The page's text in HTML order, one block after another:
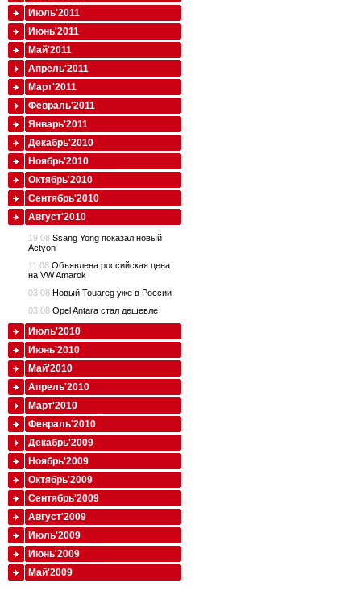
Июль'2011
Июнь'2011
Май'2011
Апрель'2011
Март'2011
Февраль'2011
Январь'2011
Декабрь'2010
Ноябрь'2010
Октябрь'2010
Сентябрь'2010
Август'2010
19.08 Ssang Yong показал новый
Actyon
11.08 Объявлена российская цена
на VW Amarok
03.08 Новый Touareg уже в России
03.08 Opel Antara стал дешевле
Июль'2010
Июнь'2010
Май'2010
Апрель'2010
Март'2010
Февраль'2010
Декабрь'2009
Ноябрь'2009
Октябрь'2009
Сентябрь'2009
Август'2009
Июль'2009
Июнь'2009
Май'2009